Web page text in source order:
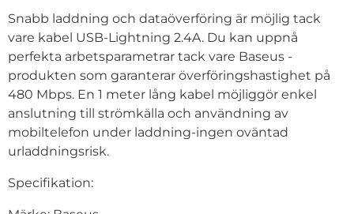
Snabb laddning och dataöverföring är möjlig tack
vare kabel USB-Lightning 2.4A. Du kan uppnå
perfekta arbetsparametrar tack vare Baseus -
produkten som garanterar överföringshastighet på
480 Mbps. En 1 meter lång kabel möjliggör enkel
anslutning till strömkälla och användning av
mobiltelefon under laddning-ingen oväntad
urladdningsrisk.
Specifikation: